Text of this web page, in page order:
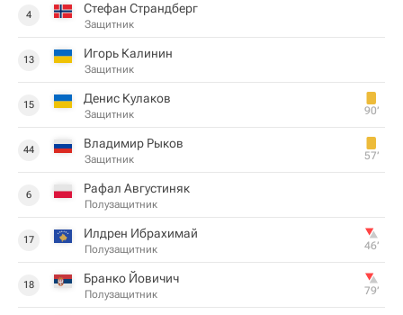
4 Стефан Страндберг
Защитник
13 Игорь Калинин
Защитник
15 Денис Кулаков
Защитник 90‎’‎
44 Владимир Рыков
Защитник 57‎’‎
6 Рафал Августиняк
Полузащитник
17 Илдрен Ибрахимай
Полузащитник 46‎’‎
18 Бранко Йовичич
Полузащитник 79‎’‎